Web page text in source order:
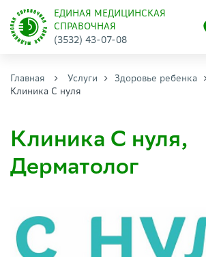
ЕДИНАЯ МЕДИЦИНСКАЯ
СПРАВОЧНАЯ
(3532) 43-07-08
Главная Услуги Здоровье ребенка
Клиника С нуля
Клиника С нуля,
Дерматолог